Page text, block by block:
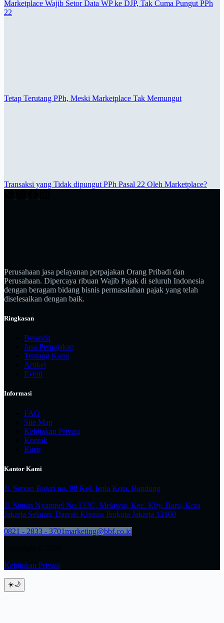
Marketplace Wajib Setor Data WP ke DJP, Tak Cuma Pungut PPh
22
Tetap Terutang PPh, Meski Marketplace Tak Memungut
Transaksi yang Tidak dipungut PPh Pasal 22 Oleh Marketplace?
Perusahaan jasa pelayanan perpajakan Orang Pribadi dan
Perusahaan. Dipercaya ribuan Wajib Pajak di seluruh Indonesia
dengan beragam bidang bisnis permasalahan pajak yang telah
diselesaikan dengan baik.
Ringkasan
Beranda
Jasa Perpajakan
Tentang Kami
Artikel
Event
Informasi
FAQ
Site Map
Kebijakan Privasi
Kontak
Karir
Kantor Kami
Jl. Sersan Bajuri no. 98 Kel. Isola Kota. Bandung
Jl. Sunan Ngampel No.133C, Melawai, Kec. Kby. Baru, Kota
Jakarta Selatan, Daerah Khusus Ibukota Jakarta 12160
0821 - 2833 - 3701marketing@bbf.co.id
Kebijakan Privasi
☀️🌙